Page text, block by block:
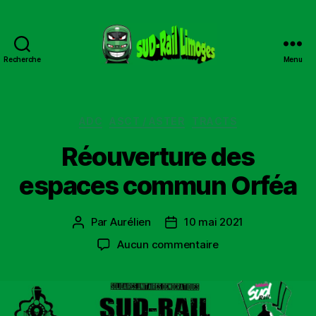
Recherche Menu
Catégories
ADC ASCT / ASTER TRACTS
Réouverture des
espaces commun Orféa
Auteur
l’article
Par Aurélien
Date10 mai 2021
Aucun commentairesur
espaces
commun